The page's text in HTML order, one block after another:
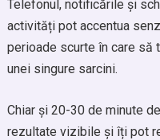
Telefonul, notificările și
activități pot accentua
perioade scurte în care să
unei singure sarcini.
Chiar și 20-30 de minute
rezultate vizibile și îți pot